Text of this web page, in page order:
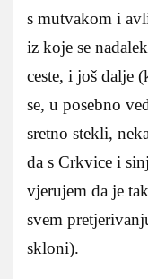
s mutvakom i
iz koje se
ceste, i još dalje
se, u posebno
sretno stekli,
da s Crkvice i
vjerujem da je
svem
skloni).